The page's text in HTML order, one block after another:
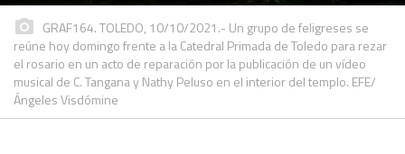
GRAF164. TOLEDO, 10/10/2021.- Un grupo de feligreses se
reúne hoy domingo frente a la Catedral Primada de Toledo para rezar
el rosario en un acto de reparación por la publicación de un vídeo
musical de C. Tangana y Nathy Peluso en el interior del templo. EFE/
Ángeles Visdómine